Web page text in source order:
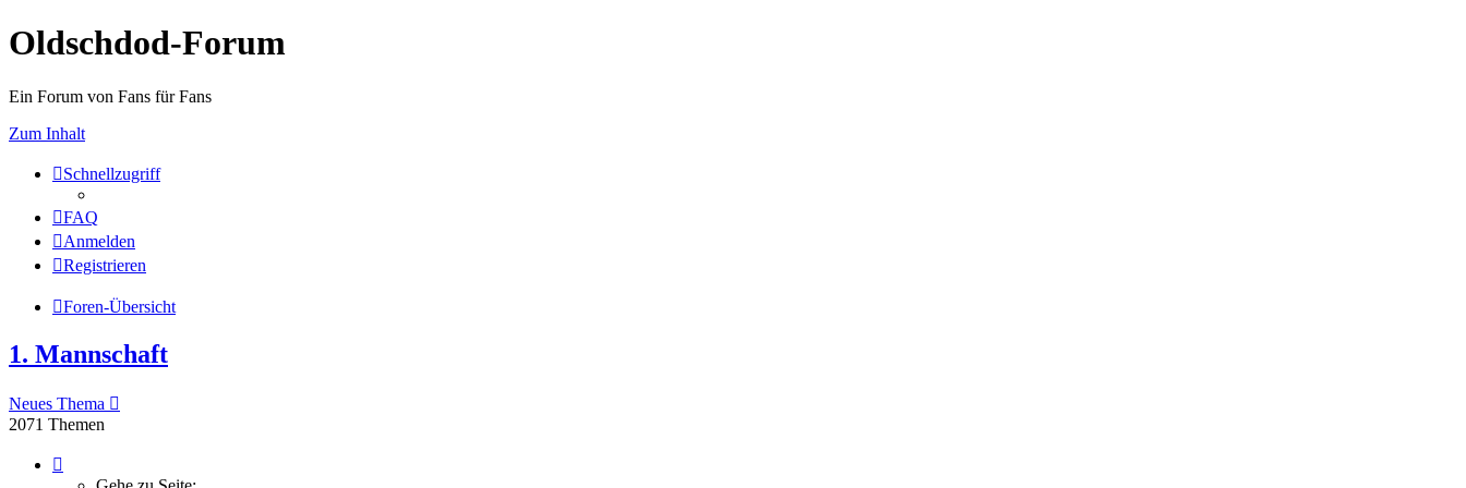
Oldschdod-Forum
Ein Forum von Fans für Fans
Zum Inhalt
Schnellzugriff
FAQ
Anmelden
Registrieren
Foren-Übersicht
1. Mannschaft
Neues Thema
2071 Themen